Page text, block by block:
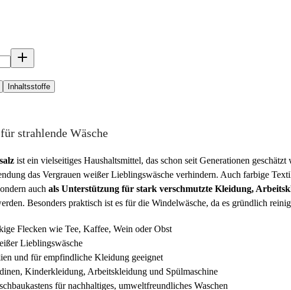
Inhaltsstoffe
strahlende Wäsche
ist ein vielseitiges Haushaltsmittel, das schon seit Generationen
das Vergrauen weißer Lieblingswäsche verhindern. Auch farbige
auch als Unterstützung für stark verschmutzte Kleidung,
Besonders praktisch ist es für die Windelwäsche, da es gründlich
Flecken wie Tee, Kaffee, Wein oder Obst
Lieblingswäsche
und für empfindliche Kleidung geeignet
Kinderkleidung, Arbeitskleidung und Spülmaschine
für nachhaltiges, umweltfreundliches Waschen